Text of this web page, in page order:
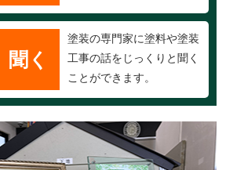
聞く
塗装の専門家に塗料や塗装
工事の話をじっくりと聞く
ことができます。